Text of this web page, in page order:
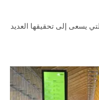
يسعى إلى تحقيقها العديد